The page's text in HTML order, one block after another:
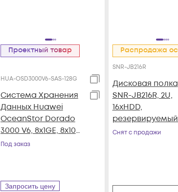
Проектный товар
HUA-OSD3000V6-SAS-128G
Система Хранения
Данных Huawei
OceanStor Dorado
3000 V6, 8x1GE, 8x10G
SFP+, 4xSAS12G Ext.,
Под заказ
Запросить цену
Распродажа
SNR-JB216R
Дисковая полка
SNR-JB216R, 2U,
16xHDD,
Снят с продажи